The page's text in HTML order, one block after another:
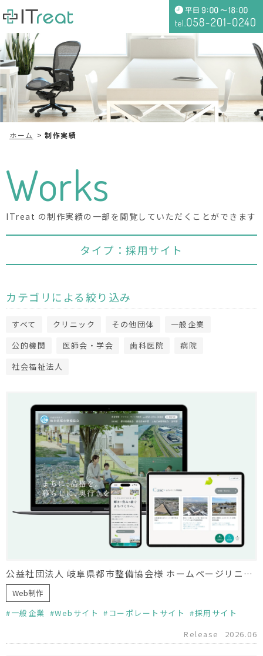
ホーム 制作実績
Works
ITreat の制作実績の一部を閲覧していただくことができます
タイプ：採用サイト
カテゴリによる絞り込み
すべて クリニック その他団体
一般企業
公的機関
医師会・学会 歯科医院
病院
社会福祉法人
公益社団法人 岐阜県都市整備協会様 ホームページリニューアル
Web制作
一般企業
Webサイト コーポレートサイト
採用サイト
Release
2026.06